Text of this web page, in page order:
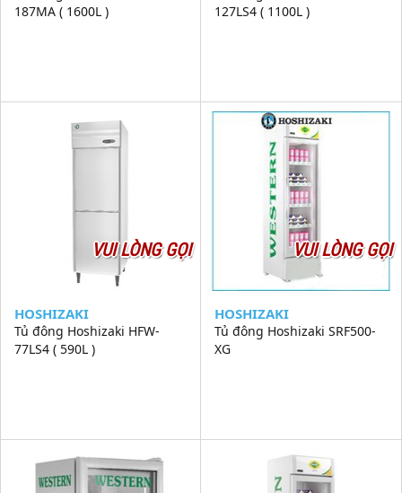
187MA ( 1600L )
127LS4 ( 1100L )
VUI LÒNG GỌI
HOSHIZAKI
Tủ đông Hoshizaki HFW-
77LS4 ( 590L )
VUI LÒNG GỌI
HOSHIZAKI
Tủ đông Hoshizaki SRF500-
XG